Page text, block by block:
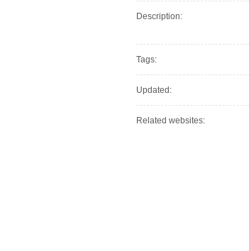
Description:
Tags:
Updated:
Related websites: